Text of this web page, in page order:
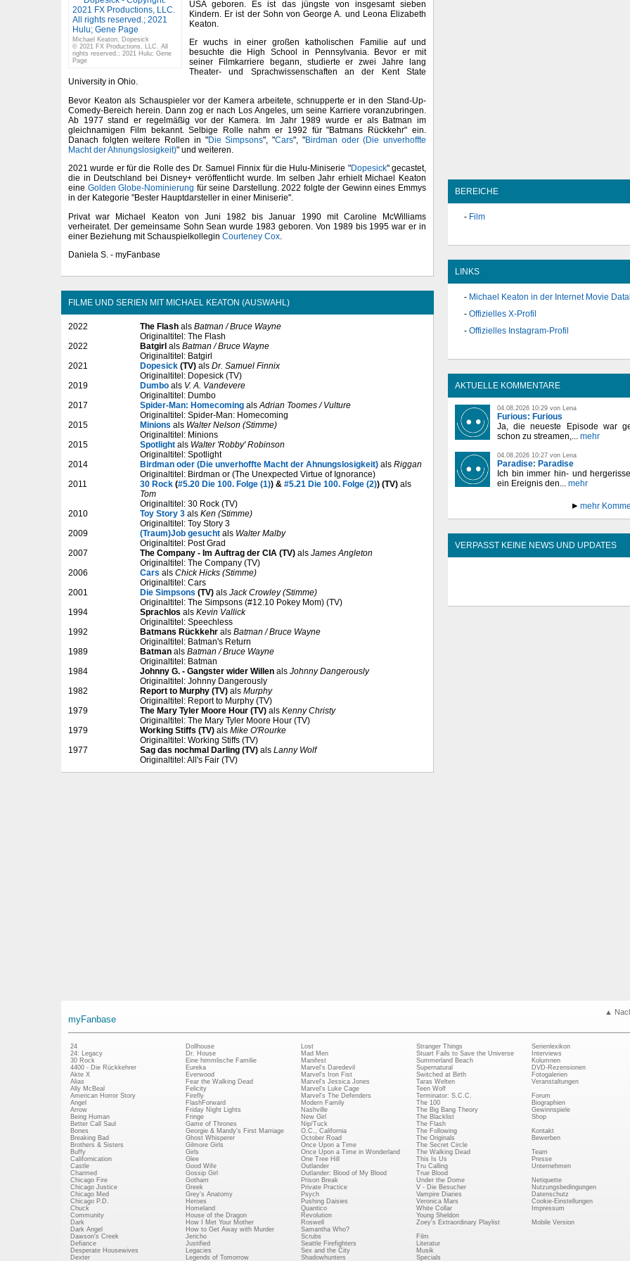
Michael Keaton, Dopesick
© 2021 FX Productions, LLC. All
rights reserved.; 2021 Hulu; Gene
Page
USA geboren. Es ist das jüngste von insgesamt sieben
Kindern. Er ist der Sohn von George A. und Leona Elizabeth
Keaton.
Er wuchs in einer großen katholischen Familie auf und
besuchte die High School in Pennsylvania. Bevor er mit
seiner Filmkarriere begann, studierte er zwei Jahre lang
Theater- und Sprachwissenschaften an der Kent State
University in Ohio.
Bevor Keaton als Schauspieler vor der Kamera arbeitete, schnupperte er in den Stand-Up-
Comedy-Bereich herein. Dann zog er nach Los Angeles, um seine Karriere voranzubringen.
Ab 1977 stand er regelmäßig vor der Kamera. Im Jahr 1989 wurde er als Batman im
gleichnamigen Film bekannt. Selbige Rolle nahm er 1992 für "Batmans Rückkehr" ein.
Danach folgten weitere Rollen in "Die Simpsons", "Cars", "Birdman oder (Die unverhoffte
Macht der Ahnungslosigkeit)" und weiteren.
2021 wurde er für die Rolle des Dr. Samuel Finnix für die Hulu-Miniserie "Dopesick" gecastet,
die in Deutschland bei Disney+ veröffentlicht wurde. Im selben Jahr erhielt Michael Keaton
eine Golden Globe-Nominierung für seine Darstellung. 2022 folgte der Gewinn eines Emmys
in der Kategorie "Bester Hauptdarsteller in einer Miniserie".
Privat war Michael Keaton von Juni 1982 bis Januar 1990 mit Caroline McWilliams
verheiratet. Der gemeinsame Sohn Sean wurde 1983 geboren. Von 1989 bis 1995 war er in
einer Beziehung mit Schauspielkollegin Courteney Cox.
Daniela S. - myFanbase
FILME UND SERIEN MIT MICHAEL KEATON (AUSWAHL)
2022 The Flash als Batman / Bruce Wayne
Originaltitel: The Flash
2022
Batgirl als Batman / Bruce Wayne
Originaltitel: Batgirl
2021
Dopesick (TV) als Dr. Samuel Finnix
Originaltitel: Dopesick (TV)
2019
Dumbo als V. A. Vandevere
Originaltitel: Dumbo
2017
Spider-Man: Homecoming alsAdrian Toomes / Vulture
Originaltitel: Spider-Man: Homecoming
2015
Minions als Walter Nelson (Stimme)
Originaltitel: Minions
2015
Spotlight als Walter 'Robby' Robinson
Originaltitel: Spotlight
2014
Birdman oder (Die unverhoffte Macht der Ahnungslosigkeit) als Riggan
Originaltitel: Birdman or (The Unexpected Virtue of Ignorance)
2011
30 Rock (#5.20 Die 100. Folge (1)) & #5.21 Die 100. Folge (2)) (TV) als
Tom
Originaltitel: 30 Rock (TV)
2010
Toy Story 3 als Ken (Stimme)
Originaltitel: Toy Story 3
2009
(Traum)Job gesucht als Walter Malby
Originaltitel: Post Grad
2007
The Company - Im Auftrag der CIA (TV) als James Angleton
Originaltitel: The Company (TV)
2006
Cars als Chick Hicks (Stimme)
Originaltitel: Cars
2001
Die Simpsons (TV) als Jack Crowley (Stimme)
Originaltitel: The Simpsons (#12.10 Pokey Mom) (TV)
1994
Sprachlos als Kevin Vallick
Originaltitel: Speechless
1992
Batmans Rückkehr als Batman / Bruce Wayne
Originaltitel: Batman's Return
1989
Batman als Batman / Bruce Wayne
Originaltitel: Batman
1984
Johnny G. - Gangster wider Willen als Johnny Dangerously
Originaltitel: Johnny Dangerously
1982
Report to Murphy (TV) als Murphy
Originaltitel: Report to Murphy (TV)
1979
The Mary Tyler Moore Hour (TV) als Kenny Christy
Originaltitel: The Mary Tyler Moore Hour (TV)
1979
Working Stiffs (TV) als Mike O'Rourke
Originaltitel: Working Stiffs (TV)
1977
Sag das nochmal Darling (TV) als Lanny Wolf
Originaltitel: All's Fair (TV)
BEREICHE
Film
LINKS
Michael Keaton in der Internet Movie
Offizielles X-Profil
Offizielles Instagram-Profil
AKTUELLE KOMMENTARE
04.08.2026 10:29 von Lena
Furious: Furious
Ja, die neueste Episode war
schon zu streamen,... mehr
04.08.2026 10:27 von Lena
Paradise: Paradise
Ich bin immer hin- und
ein Ereignis den... mehr
mehr
VERPASST KEINE NEWS UND UPDATES
▲
myFanbase
24
24: Legacy
30 Rock
4400 - Die Rückkehrer
Akte X
Alias
Ally McBeal
American Horror Story
Angel
Arrow
Being Human
Better Call Saul
Bones
Breaking Bad
Brothers & Sisters
Buffy
Californication
Castle
Charmed
Chicago Fire
Chicago Justice
Chicago Med
Chicago P.D.
Chuck
Community
Dark
Dark Angel
Dawson's Creek
Defiance
Desperate Housewives
Dexter
Dollhouse
Dr. House
Eine himmlische Familie
Eureka
Everwood
Fear the Walking Dead
Felicity
Firefly
FlashForward
Friday Night Lights
Fringe
Game of Thrones
Georgie & Mandy's First Marriage
Ghost Whisperer
Gilmore Girls
Girls
Glee
Good Wife
Gossip Girl
Gotham
Greek
Grey's Anatomy
Heroes
Homeland
House of the Dragon
How I Met Your Mother
How to Get Away with Murder
Jericho
Justified
Legacies
Legends of Tomorrow
Lost
Mad Men
Manifest
Marvel's Daredevil
Marvel's Iron Fist
Marvel's Jessica Jones
Marvel's Luke Cage
Marvel's The Defenders
Modern Family
Nashville
New Girl
Nip/Tuck
O.C., California
October Road
Once Upon a Time
Once Upon a Time in Wonderland
One Tree Hill
Outlander
Outlander: Blood of My Blood
Prison Break
Private Practice
Psych
Pushing Daisies
Quantico
Revolution
Roswell
Samantha Who?
Scrubs
Seattle Firefighters
Sex and the City
Shadowhunters
Stranger Things
Stuart Fails to Save the Universe
Summerland Beach
Supernatural
Switched at Birth
Taras Welten
Teen Wolf
Terminator: S.C.C.
The 100
The Big Bang Theory
The Blacklist
The Flash
The Following
The Originals
The Secret Circle
The Walking Dead
This Is Us
Tru Calling
True Blood
Under the Dome
V - Die Besucher
Vampire Diaries
Veronica Mars
White Collar
Young Sheldon
Zoey's Extraordinary Playlist
Film
Literatur
Musik
Specials
Serienlexikon
Interviews
Kolumnen
DVD-Rezensionen
Fotogalerien
Veranstaltungen
Forum
Biographien
Gewinnspiele
Shop
Kontakt
Bewerben
Team
Presse
Unternehmen
Netiquette
Nutzungsbedingungen
Datenschutz
Cookie-Einstellungen
Impressum
Mobile Version